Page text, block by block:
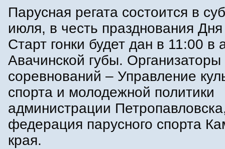
Парусная регата состоится в
июля, в честь празднования
Старт гонки будет дан в 11:00 в
Авачинской губы. Организаторы
соревнований – Управление
спорта и молодежной политики
администрации
федерация парусного спорта
края.